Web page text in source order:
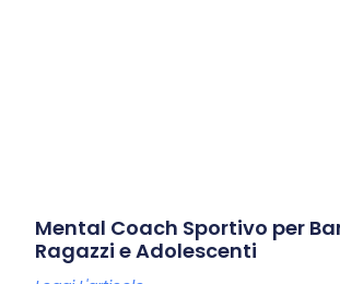
Mental Coach Sportivo per
Ragazzi e Adolescenti